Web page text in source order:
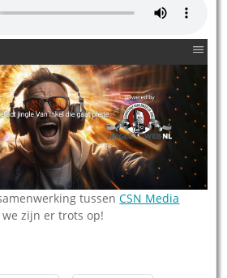
tussenCSN Media
we zijn er trots op!